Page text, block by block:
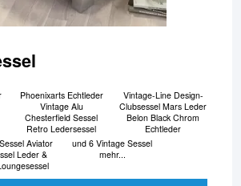
Phoenixarts Echtleder
Vintage Alu
Chesterfield Sessel
Retro Ledersessel
Vintage-Line Design-
Clubsessel Mars Leder
Belon Black Chrom
Echtleder
Aviator
Leder &
und 6 Vintage Sessel
mehr...